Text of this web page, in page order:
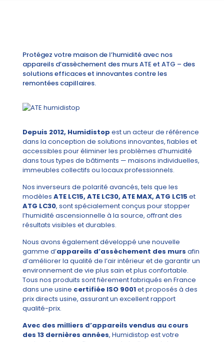
Protégez votre maison de l’humidité avec nos
appareils d’assèchement des murs ATE et ATG – des
solutions efficaces et innovantes contre les
remontées capillaires.
Depuis 2012, Humidistop est un acteur de référence
dans la conception de solutions innovantes, fiables et
accessibles pour éliminer les problèmes d’humidité
dans tous types de bâtiments — maisons individuelles,
immeubles collectifs ou locaux professionnels.
Nos inverseurs de polarité avancés, tels que les
modèles ATE LC15, ATE LC30, ATE MAX, ATG LC15 et
ATG LC30, sont spécialement conçus pour stopper
l’humidité ascensionnelle à la source, offrant des
résultats visibles et durables.
Nous avons également développé une nouvelle
gamme d’appareils d’assèchement des murs afin
d’améliorer la qualité de l’air intérieur et de garantir un
environnement de vie plus sain et plus confortable.
Tous nos produits sont fièrement fabriqués en France
dans une usine certifiée ISO 9001et proposés à des
prix directs usine, assurant un excellent rapport
qualité-prix.
Avec des milliers d’appareils vendus au cours
des 13 dernières années, Humidistop est votre